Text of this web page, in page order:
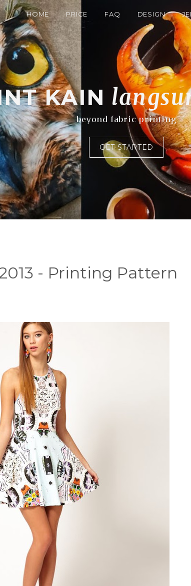
HOME PRICE FAQ DESIGN
KAIN
beyond fabric printing
GET STARTED
- Printing Pattern